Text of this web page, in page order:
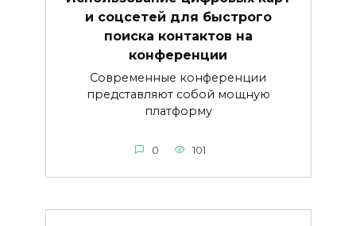
и соцсетей для быстрого
поиска контактов на
конференции
Современные конференции
представляют собой мощную
платформу
0 101